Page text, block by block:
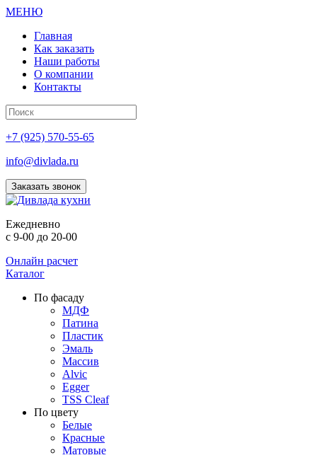
МЕНЮ
Главная
Как заказать
Наши работы
О компании
Контакты
+7 (925) 570-55-65
info@divlada.ru
Заказать звонок
Ежедневно
с 9-00 до 20-00
Онлайн расчет
Каталог
По фасаду
МДФ
Патина
Пластик
Эмаль
Массив
Alvic
Egger
TSS Cleaf
По цвету
Белые
Красные
Матовые